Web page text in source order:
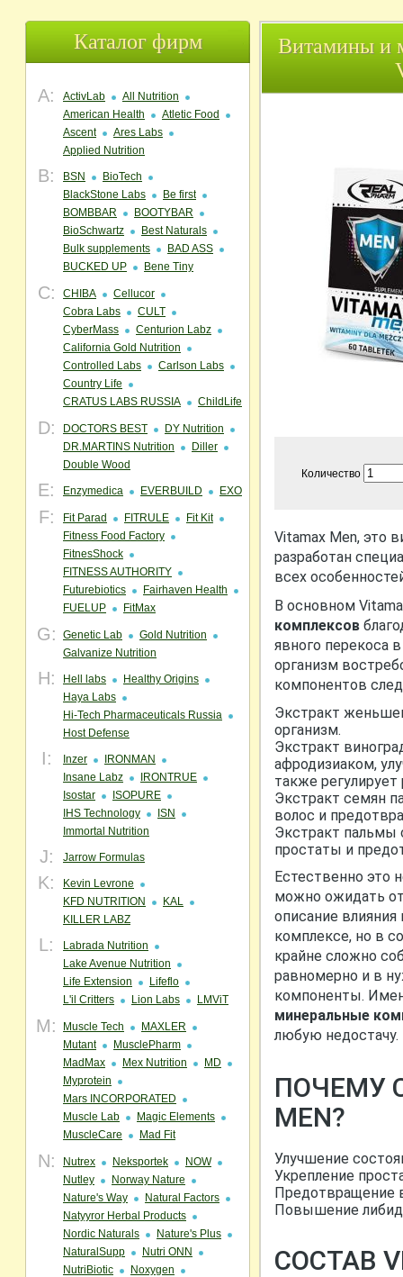
Каталог фирм
A: ActivLab
All Nutrition
American Health
Atletic Food
Ascent
Ares Labs
Applied Nutrition
B: BSN
BioTech
BlackStone Labs
Be first
BOMBBAR
BOOTYBAR
BioSchwartz
Best Naturals
Bulk supplements
BAD ASS
BUCKED UP
Bene Tiny
C: CHIBA
Cellucor
Cobra Labs
CULT
CyberMass
Centurion Labz
California Gold Nutrition
Controlled Labs
Carlson Labs
Country Life
CRATUS LABS RUSSIA
ChildLife
D: DOCTORS BEST
DY Nutrition
DR.MARTINS Nutrition
Diller
Double Wood
E: Enzymedica EVERBUILD EXO
F: Fit Parad FITRULE
Fit Kit
Fitness Food Factory
FitnesShock
FITNESS AUTHORITY
Futurebiotics
Fairhaven Health
FUELUP
FitMax
G: Genetic Lab
Gold Nutrition
Galvanize Nutrition
H: Hell labs
Healthy Origins
Haya Labs
Hi-Tech Pharmaceuticals Russia
Host Defense
I: Inzer
IRONMAN
Insane Labz
IRONTRUE
Isostar
ISOPURE
IHS Technology
ISN
Immortal Nutrition
J: Jarrow Formulas
K:
Kevin Levrone
KFD NUTRITION
KAL
KILLER LABZ
L:
Labrada Nutrition
Lake Avenue Nutrition
Life Extension
Lifeflo
L'il Critters
Lion Labs LMViT
M: Muscle Tech
MAXLER
Mutant
MusclePharm
MadMax
Mex Nutrition
MD
Myprotein
Mars INCORPORATED
Muscle Lab
Magic Elements
MuscleCare
Mad Fit
N: Nutrex Neksportek
NOW
Nutley
Norway Nature
Nature's Way
Natural Factors
Natyyror Herbal Products
Nordic Naturals
Nature's Plus
NaturalSupp
Nutri ONN
NutriBiotic
Noxygen
Витамины и
Количество
Vitamax Men, это
разработан
всех
В основном
комплексов
явного перекоса
организм
компонентов
Экстракт
организм.
Экстракт
афродизиаком,
также
Экстракт семян
волос и
Экстракт пальмы
простаты и
Естественно это
можно ожидать
описание
комплексе, но в
крайне сложно
равномерно и в
компоненты.
минеральные
любую недостачу.
ПОЧЕМУ
MEN?
Улучшение
Укрепление
Предотвращение
Повышение
СОСТАВ